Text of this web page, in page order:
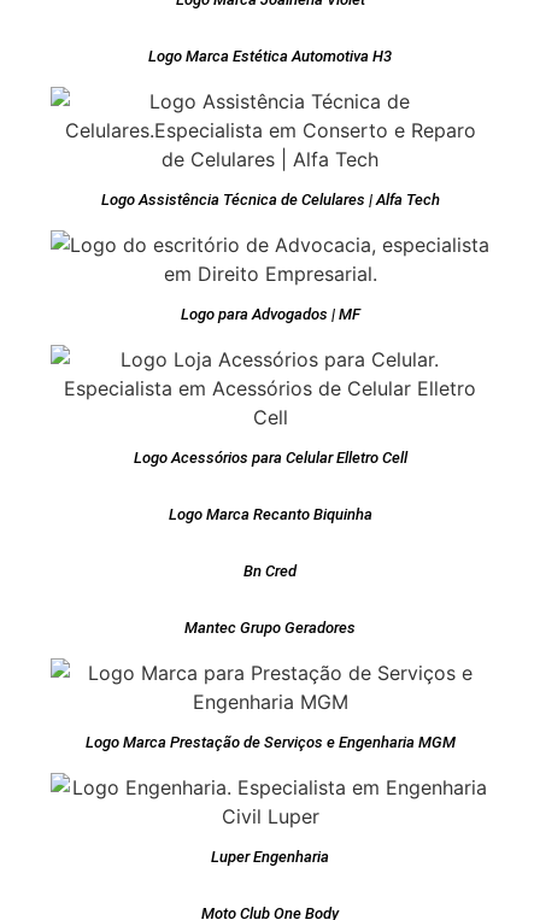
Logo Marca Estética Automotiva H3
Logo Assistência Técnica de Celulares | Alfa Tech
Logo para Advogados | MF
Logo Acessórios para Celular Elletro Cell
Logo Marca Recanto Biquinha
Bn Cred
Mantec Grupo Geradores
Logo Marca Prestação de Serviços e Engenharia MGM
Luper Engenharia
Moto Club One Body